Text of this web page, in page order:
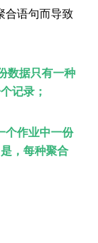
合语句而导致
数据只有一种
记录；
个作业中一份
，每种聚合